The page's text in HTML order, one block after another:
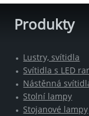
Produkty
Lustry, svítidla
Svítidla s LED
Nástěnná
Stolní lampy
Stojanové lampy